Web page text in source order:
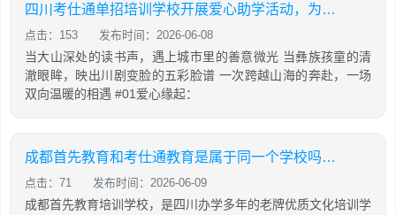
四川考仕通单招培训学校开展爱心助学活动，为彝乡学子捐赠新课桌并带来非遗展演
点击：153 发布时间：2026-06-08
当大山深处的读书声，遇上城市里的善意微光 当彝族孩童的清
澈眼眸，映出川剧变脸的五彩脸谱 一次跨越山海的奔赴，一场
双向温暖的相遇 #01爱心缘起：
成都首先教育和考仕通教育是属于同一个学校吗？两者有什么关系
点击：71 发布时间：2026-06-09
成都首先教育培训学校，是四川办学多年的老牌优质文化培训学